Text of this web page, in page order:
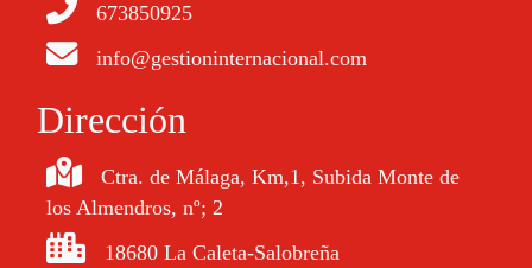
673850925
info@gestioninternacional.com
Dirección
Ctra. de Málaga, Km,1, Subida Monte de
los Almendros, nº; 2
18680 La Caleta-Salobreña